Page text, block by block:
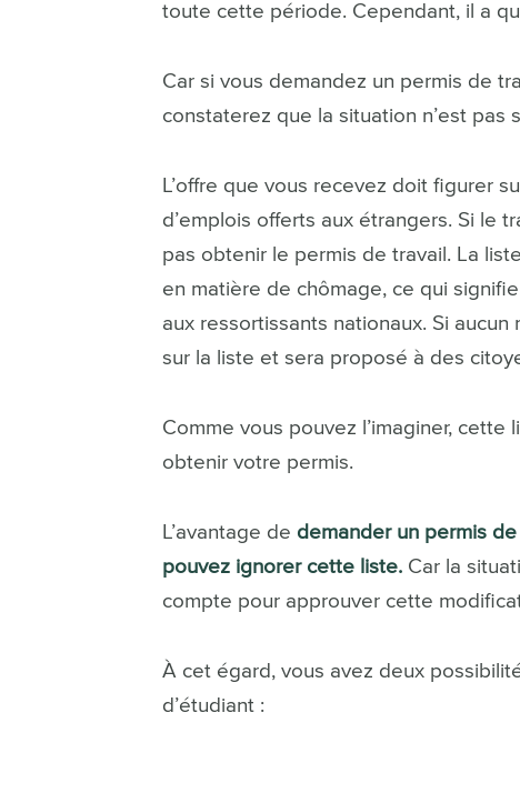
toute cette période. Cependant, il a
Car si vous demandez un permis de
constaterez que la situation n’est pas
L’offre que vous recevez doit figurer
d’emplois offerts aux étrangers. Si le
pas obtenir le permis de travail. La
en matière de chômage, ce qui
aux ressortissants nationaux. Si aucun
sur la liste et sera proposé à des
Comme vous pouvez l’imaginer, cette
obtenir votre permis.
L’avantage de demander un permis
pouvez ignorer cette liste. Car la
compte pour approuver cette
À cet égard, vous avez deux
d’étudiant :